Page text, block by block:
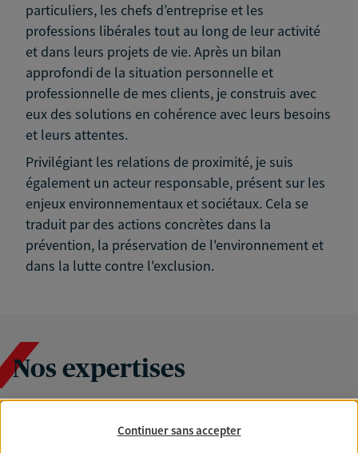
particuliers, les chefs d’entreprise et les
professions libérales tout au long de leur activité
et dans leurs projets de vie. Après un bilan
approfondi de la situation personnelle et
professionnelle de mes clients, je construis avec
eux des solutions en cohérence avec leurs besoins
et leurs attentes.
Privilégiant les relations de proximité, je suis
également un acteur responsable, présent sur les
enjeux environnementaux et sociétaux. Cela se
traduit par des actions concrètes dans la
prévention, la préservation de l'environnement et
dans la lutte contre l'exclusion.
Nos expertises
Accompagner les
Continuer sans accepter